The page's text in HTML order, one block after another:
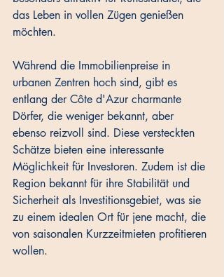
das Leben in vollen Zügen genießen
möchten.
Während die Immobilienpreise in
urbanen Zentren hoch sind, gibt es
entlang der Côte d'Azur charmante
Dörfer, die weniger bekannt, aber
ebenso reizvoll sind. Diese versteckten
Schätze bieten eine interessante
Möglichkeit für Investoren. Zudem ist die
Region bekannt für ihre Stabilität und
Sicherheit als Investitionsgebiet, was sie
zu einem idealen Ort für jene macht, die
von saisonalen Kurzzeitmieten profitieren
wollen.